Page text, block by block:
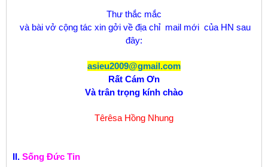
Thư thắc mắc
và bài vở cộng tác xin gởi về địa chỉ mail mới của HN sau
đây:
asieu2009@gmail.com
Rất Cám Ơn
Và trân trọng kính chào
Têrêsa Hồng Nhung
II. Sống Đức Tin